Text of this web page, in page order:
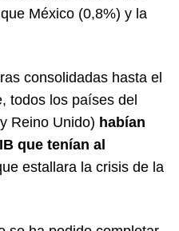
México (0,8%) y la
consolidadas hasta el
todos los países del
Reino Unido) habían
que tenían al
estallara la crisis de la